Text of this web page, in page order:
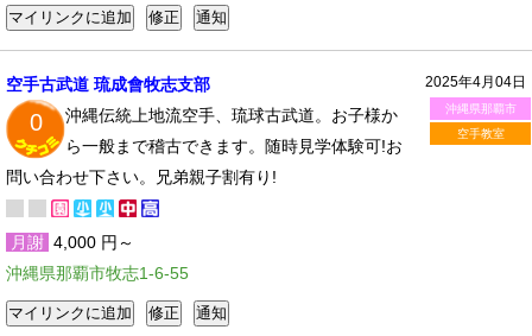
2025年4月04日
沖縄県那覇市
空手教室
空手古武道 琉成會牧志支部
0
沖縄伝統上地流空手、琉球古武道。お子様か
ら一般まで稽古できます。随時見学体験可!お
問い合わせ下さい。兄弟親子割有り!
月謝 4,000 円～
沖縄県那覇市牧志1-6-55